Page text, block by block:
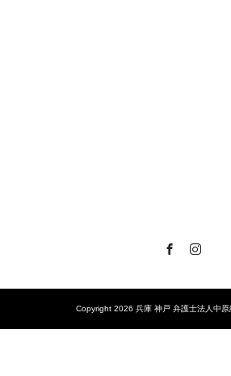
Copyright 2026 兵庫 神戸 弁護士法人中原